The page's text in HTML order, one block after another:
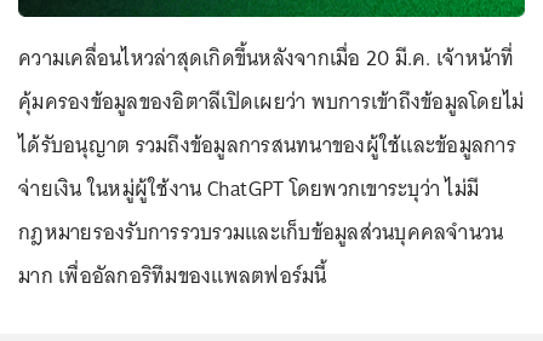
ความเคลื่อนไหวล่าสุดเกิดขึ้นหลังจากเมื่อ 20 มี.ค. เจ้าหน้าที่
คุ้มครองข้อมูลของอิตาลีเปิดเผยว่า พบการเข้าถึงข้อมูลโดยไม่
ได้รับอนุญาต รวมถึงข้อมูลการสนทนาของผู้ใช้และข้อมูลการ
จ่ายเงิน ในหมู่ผู้ใช้งาน ChatGPT โดยพวกเขาระบุว่า ไม่มี
กฎหมายรองรับการรวบรวมและเก็บข้อมูลส่วนบุคคลจำนวน
มาก เพื่ออัลกอริทึมของแพลตฟอร์มนี้